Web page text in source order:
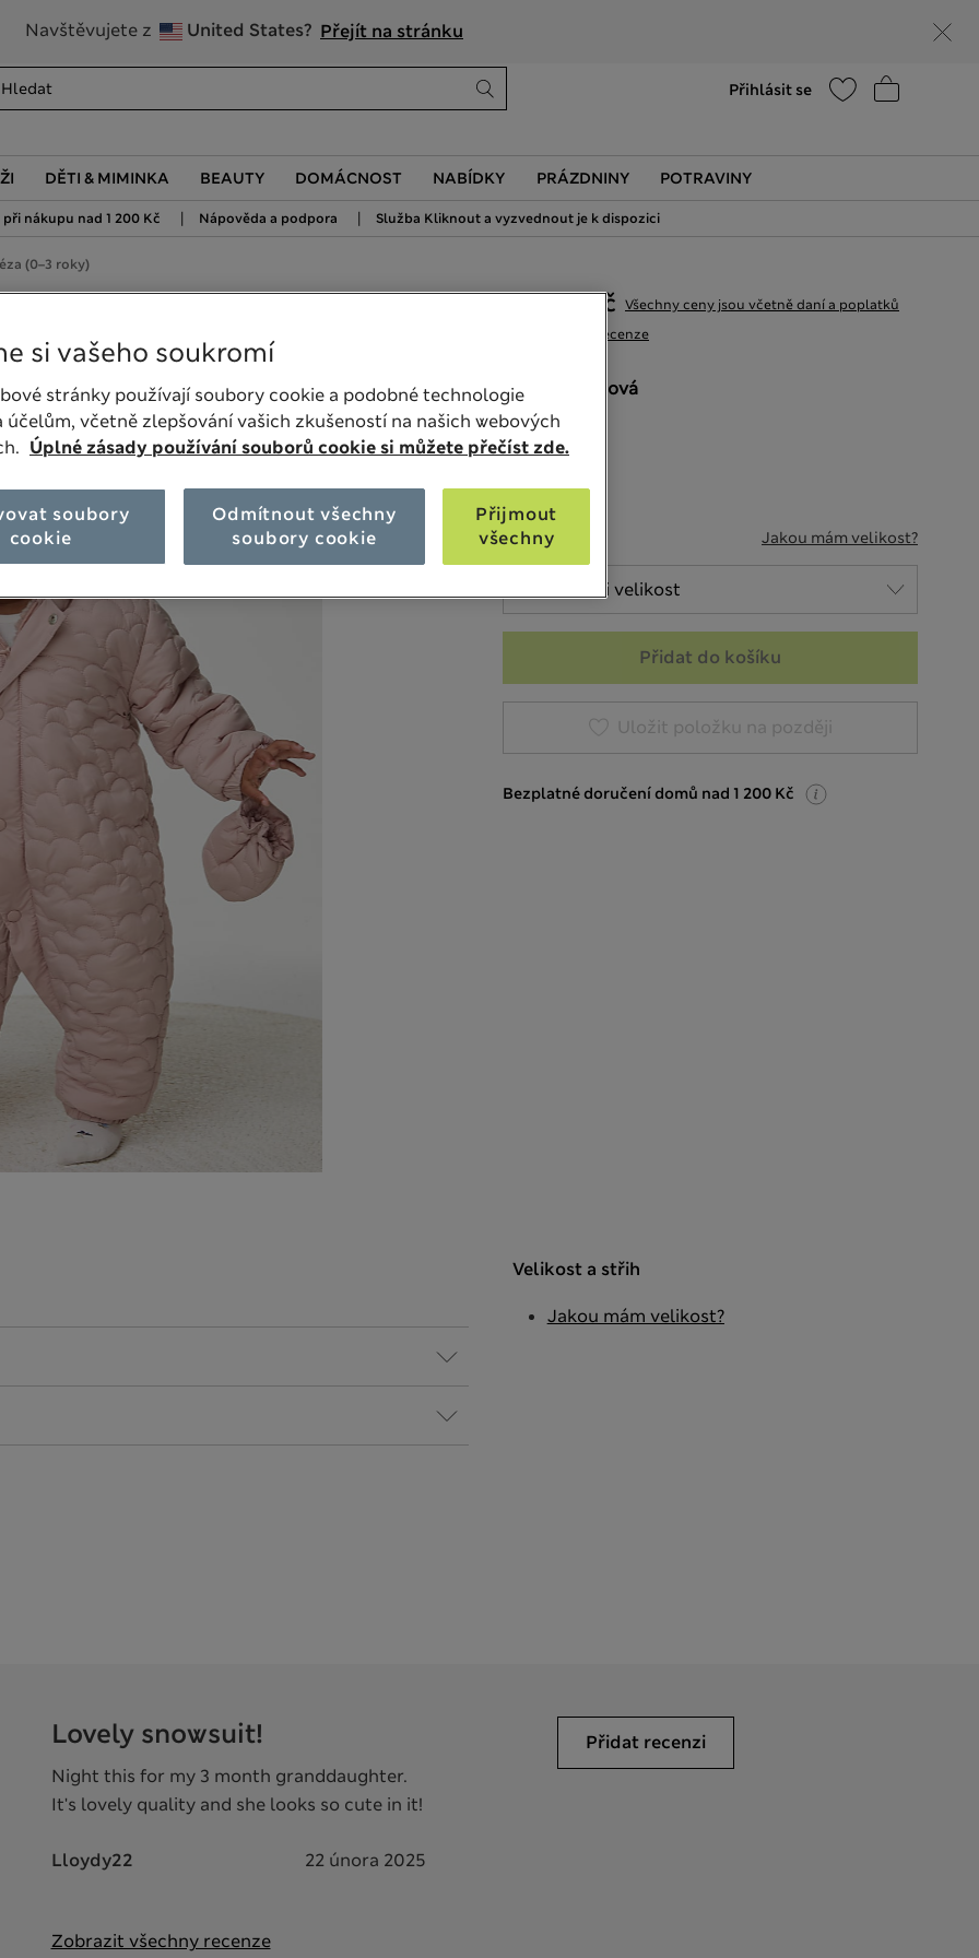
Navštěvujete z United States? Přejít na stránku
Přihlásit se
DĚTI & MIMINKA BEAUTY DOMÁCNOST NABÍDKY PRÁZDNINY POTRAVINY
nákupu nad 1 200 Kč | Nápověda a podpora | Služba Kliknout a vyzvednout je k dispozici
(0–3 roky)
(0–3 roky) 28 Recenze
949,00Kč Všechny ceny jsou včetně daní a poplatků
BARVA: Růžová
Vyprodáno
VELIKOST Jakou mám velikost?
Přidat do košíku
Uložit položku na později
Bezplatné doručení domů nad 1 200 Kč
Velikost a střih
Jakou mám velikost?
Lovely snowsuit!
Night this for my 3 month granddaughter.
It's lovely quality and she looks so cute in it!
Lloydy22 22 února 2025
Zobrazit všechny recenze
Přidat recenzi
si vašeho soukromí
stránky používají soubory cookie a podobné technologie
účelům, včetně zlepšování vašich zkušeností na našich webových
Úplné zásady používání souborů cookie si můžete přečíst zde.
Odmítnout všechny
soubory cookie
Přijmout
všechny
soubory
cookie